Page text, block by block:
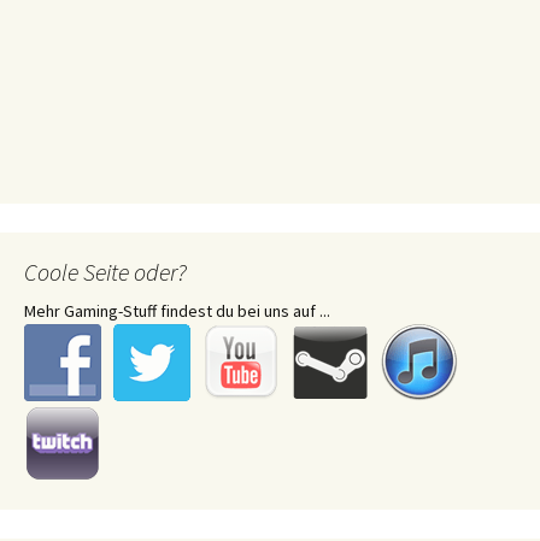
Coole Seite oder?
Mehr Gaming-Stuff findest du bei uns auf ...